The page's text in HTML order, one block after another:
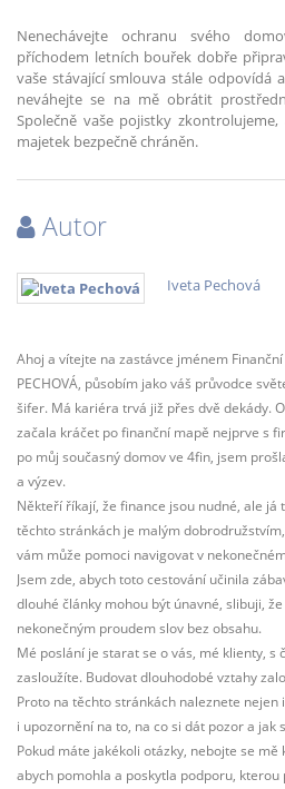
Nenechávejte ochranu svého
příchodem letních bouřek dobře
vaše stávající smlouva stále odpovídá
neváhejte se na mě obrátit
Společně vaše pojistky
majetek bezpečně chráněn.
Autor
Iveta Pechová
Ahoj a vítejte na zastávce jménem
PECHOVÁ, působím jako váš průvodce
šifer. Má kariéra trvá již přes dvě dekády.
začala kráčet po finanční mapě nejprve s
po můj současný domov ve 4fin, jsem
a výzev.
Někteří říkají, že finance jsou nudné, ale já
těchto stránkách je malým
vám může pomoci navigovat v
Jsem zde, abych toto cestování učinila
dlouhé články mohou být únavné, slibuji,
nekonečným proudem slov bez obsahu.
Mé poslání je starat se o vás, mé klienty, s
zasloužíte. Budovat dlouhodobé vztahy
Proto na těchto stránkách naleznete nejen
i upozornění na to, na co si dát pozor a jak
Pokud máte jakékoli otázky, nebojte se mě
abych pomohla a poskytla podporu,